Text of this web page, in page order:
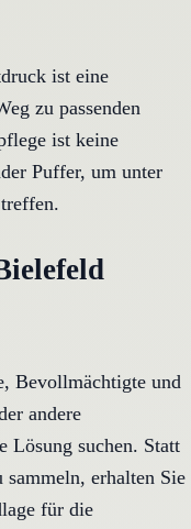
ist eine
zu passenden
ist keine
Puffer, um unter
Bevollmächtigte und
andere
Lösung suchen. Statt
erhalten Sie
für die